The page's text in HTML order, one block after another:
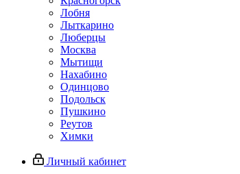
Лобня
Лыткарино
Люберцы
Москва
Мытищи
Нахабино
Одинцово
Подольск
Пушкино
Реутов
Химки
Личный кабинет